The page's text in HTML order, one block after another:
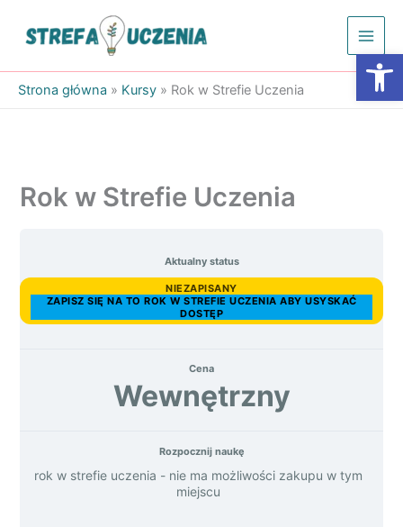
Strona główna » Kursy » Rok w Strefie Uczenia
Rok w Strefie Uczenia
Aktualny status
NIEZAPISANY
ZAPISZ SIĘ NA TO ROK W STREFIE UCZENIA ABY USYSKAĆ
DOSTĘP
Cena
Wewnętrzny
Rozpocznij naukę
rok w strefie uczenia - nie ma możliwości zakupu w tym
miejscu